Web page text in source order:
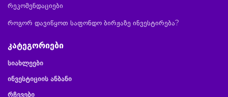
რეკომენდაციები
როგორ დავიწყოთ საფონდო ბირჟაზე ინვესტირება?
კატეგორიები
სიახლეები
ინვესტიციის ანბანი
რჩევები